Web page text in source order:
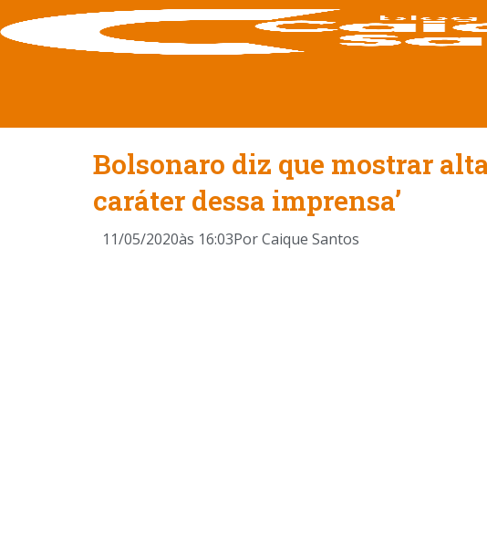
Bolsonaro diz que mostrar
caráter dessa imprensa’
11/05/2020às 16:03PorCaique Santos